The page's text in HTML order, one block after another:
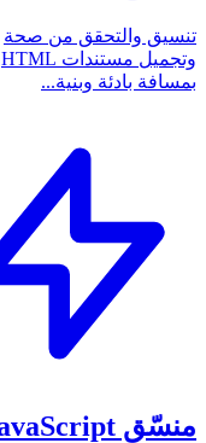
تنسيق والتحقق من صحة
وتجميل مستندات HTML
بمسافة بادئة وبنية...
منسّق JavaScript